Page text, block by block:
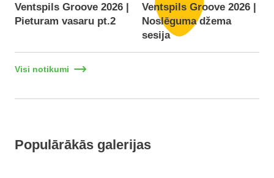
Ventspils Groove 2026 |
Pieturam vasaru pt.2
Ventspils Groove 2026 |
Noslēguma džema
sesija
Visi notikumi
Populārākās galerijas